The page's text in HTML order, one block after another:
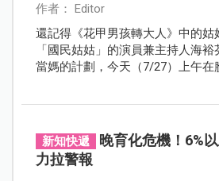
作者： Editor
還記得《花甲男孩轉大人》中的姑
「國民姑姑」的演員兼主持人海
當媽的計劃，今天（7/27）上午在
新知快遞
晚育化危機！6%
力拉警報